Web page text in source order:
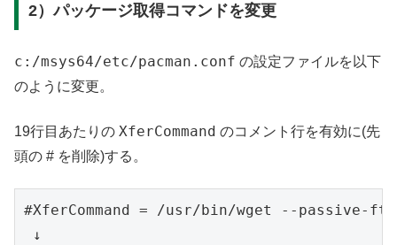
2）パッケージ取得コマンドを変更
c:/msys64/etc/pacman.conf の設定ファイルを以下
のように変更。
19行目あたりの XferCommand のコメント行を有効に(先
頭の # を削除)する。
#XferCommand = /usr/bin/wget --passive-ftp
↓